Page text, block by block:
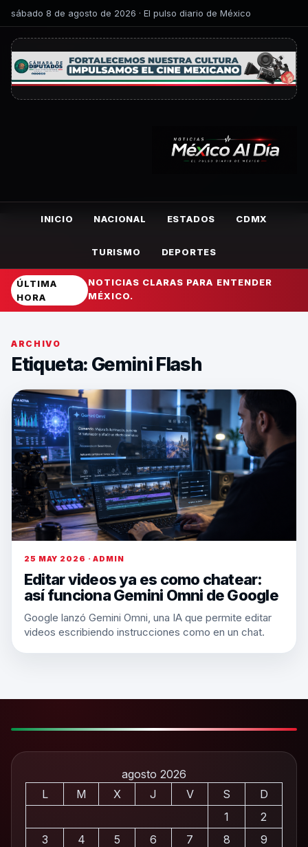
sábado 8 de agosto de 2026 · El pulso diario de México
INICIO NACIONAL ESTADOS CDMX
TURISMO DEPORTES
ÚLTIMA
HORA
NOTICIAS CLARAS PARA ENTENDER
MÉXICO.
ARCHIVO
Etiqueta: Gemini Flash
25 MAY 2026 · ADMIN
Editar videos ya es como chatear:
así funciona Gemini Omni de Google
Google lanzó Gemini Omni, una IA que permite editar
videos escribiendo instrucciones como en un chat.
agosto 2026
L
M X J V S
D
1
2
3
4 5 6 7 8
9